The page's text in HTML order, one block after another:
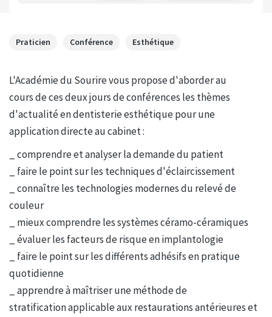
Praticien Conférence Esthétique
L'Académie du Sourire vous propose d'aborder au
cours de ces deux jours de conférences les thèmes
d'actualité en dentisterie esthétique pour une
application directe au cabinet :
_ comprendre et analyser la demande du patient
_ faire le point sur les techniques d'éclaircissement
_ connaître les technologies modernes du relevé de
couleur
_ mieux comprendre les systèmes céramo-céramiques
_ évaluer les facteurs de risque en implantologie
_ faire le point sur les différents adhésifs en pratique
quotidienne
_ apprendre à maîtriser une méthode de
stratification applicable aux restaurations antérieures et